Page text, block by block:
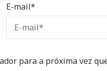
E-mail*
para a próxima vez